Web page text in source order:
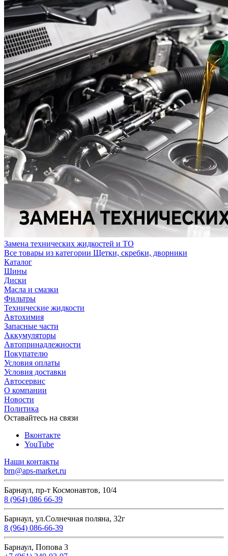
Замена технических жидкостей и ТО
Все товары из категории Щетки, скребки, дворники
Каталог
Шины
Диски
Масла и смазки
Фильтры
Технические жидкости
Автохимия
Запасные части
Аккумуляторы
Автопринадлежности
Покупателю
Условия оплаты
Условия доставки
Автосервис
О компании
Новости
Политика
Оставайтесь на связи
Вконтакте
YouTube
Наши контакты
brn@aps-market.ru
Барнаул, пр-т Космонавтов, 10/4
8 (964) 086 66-39
Барнаул, ул.Солнечная поляна, 32г
8 (964) 086-66-39
Барнаул, Попова 3